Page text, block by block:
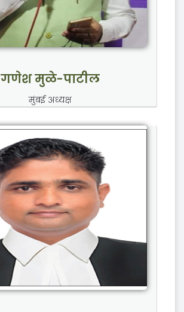
गणेश मुळे-पाटील
मुंबई अध्यक्ष